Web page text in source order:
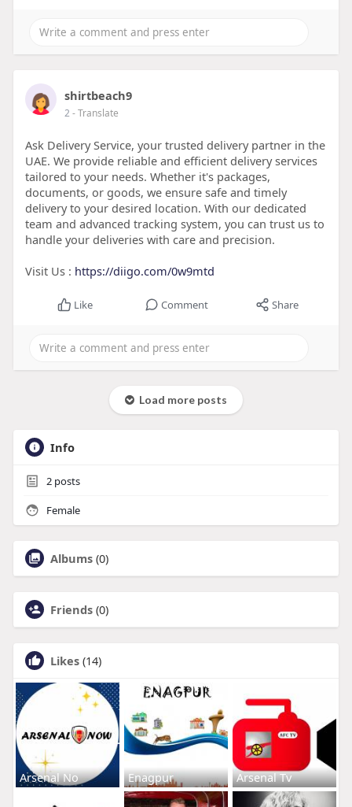
shirtbeach9
2- Translate
Ask Delivery Service, your trusted delivery partner in the
UAE. We provide reliable and efficient delivery services
tailored to your needs. Whether it's packages,
documents, or goods, we ensure safe and timely
delivery to your desired location. With our dedicated
team and advanced tracking system, you can trust us to
handle your deliveries with care and precision.
Visit Us : https://diigo.com/0w9mtd
Like Comment Share
Load more posts
Info
2posts
Female
Albums (0)
Friends (0)
Likes (14)
Arsenal No Enagpur Arsenal Tv